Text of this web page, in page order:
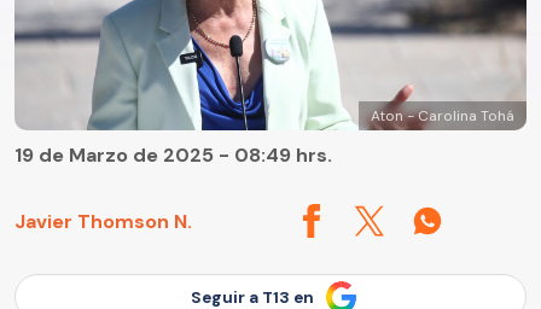
Aton - Carolina Tohá
Javier Thomson N.
19 de Marzo de 2025 - 08:49 hrs.
Seguir a T13 en